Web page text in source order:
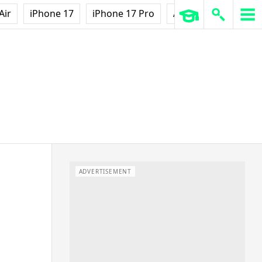
iPhone 17 iPhone 17 Pro AirPods Pro 3
ADVERTISEMENT